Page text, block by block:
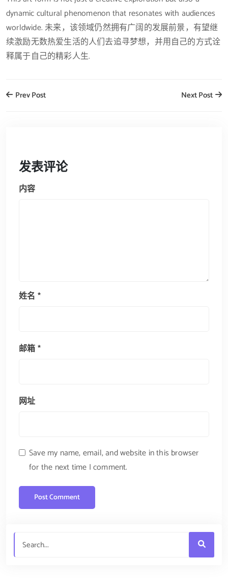
dynamic cultural phenomenon that resonates with audiences
worldwide. 未来，该领域仍然拥有广阔的发展前景，有望继
续激励无数热爱生活的人们去追寻梦想，并用自己的方式诠
释属于自己的精彩人生.
Prev Post Next Post
发表评论
内容
姓名 *
邮箱*
网址
Save my name, email, and website in this browser
for the next time I comment.